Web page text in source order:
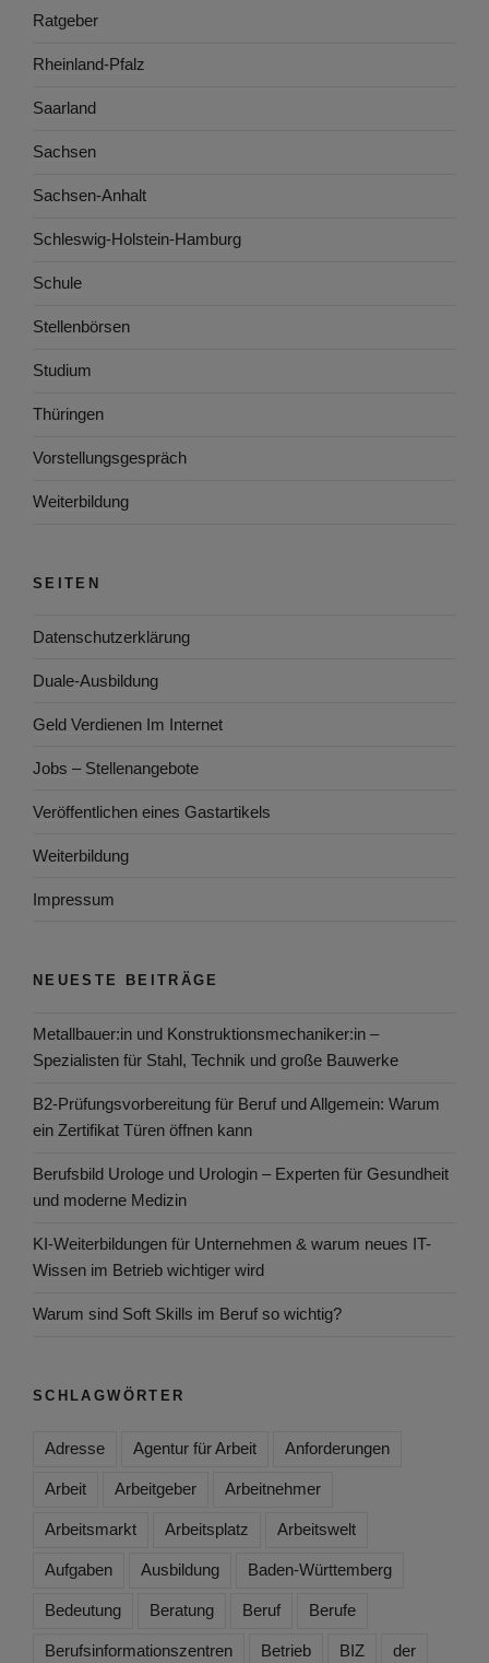
Ratgeber
Rheinland-Pfalz
Saarland
Sachsen
Sachsen-Anhalt
Schleswig-Holstein-Hamburg
Schule
Stellenbörsen
Studium
Thüringen
Vorstellungsgespräch
Weiterbildung
SEITEN
Datenschutzerklärung
Duale-Ausbildung
Geld Verdienen Im Internet
Jobs – Stellenangebote
Veröffentlichen eines Gastartikels
Weiterbildung
Impressum
NEUESTE BEITRÄGE
Metallbauer:in und Konstruktionsmechaniker:in –
Spezialisten für Stahl, Technik und große Bauwerke
B2-Prüfungsvorbereitung für Beruf und Allgemein: Warum
ein Zertifikat Türen öffnen kann
Berufsbild Urologe und Urologin – Experten für Gesundheit
und moderne Medizin
KI-Weiterbildungen für Unternehmen & warum neues IT-
Wissen im Betrieb wichtiger wird
Warum sind Soft Skills im Beruf so wichtig?
SCHLAGWÖRTER
Adresse Agentur für Arbeit Anforderungen
Arbeit Arbeitgeber Arbeitnehmer
Arbeitsmarkt Arbeitsplatz Arbeitswelt
Aufgaben Ausbildung Baden-Württemberg
Bedeutung Beratung Beruf Berufe
Berufsinformationszentren Betrieb BIZ der